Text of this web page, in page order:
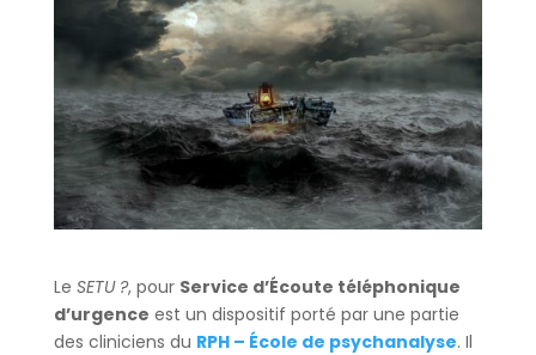
Le SETU ?, pour Service d’Écoute téléphonique
d’urgence est un dispositif porté par une partie
des cliniciens du RPH – École de psychanalyse. Il